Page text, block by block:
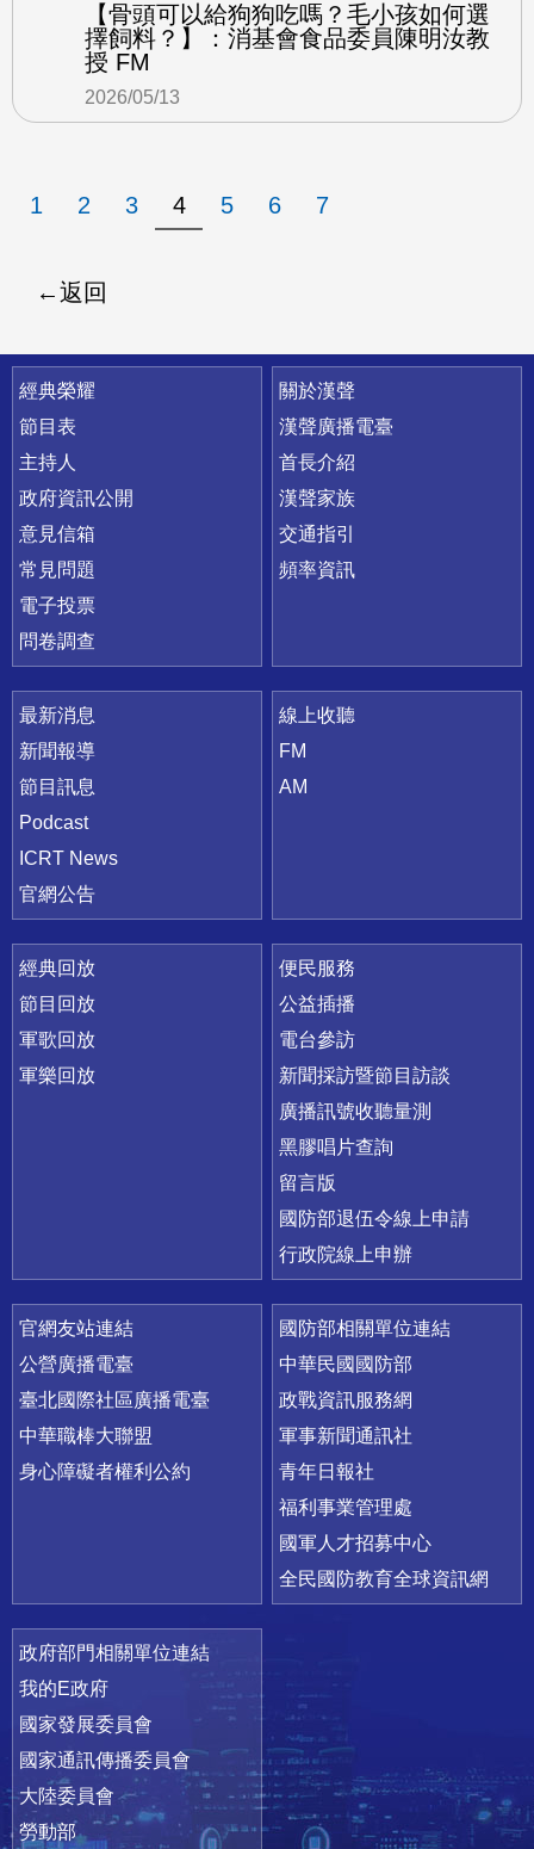
【骨頭可以給狗狗吃嗎？毛小孩如何選
擇飼料？】：消基會食品委員陳明汝教
授 FM
2026/05/13
1 2 3 4 5 6 7
返回
快速連結
經典榮耀
節目表
主持人
政府資訊公開
意見信箱
常見問題
電子投票
問卷調查
關於漢聲
漢聲廣播電臺
首長介紹
漢聲家族
交通指引
頻率資訊
最新消息
新聞報導
節目訊息
Podcast
ICRT News
官網公告
線上收聽
FM
AM
經典回放
節目回放
軍歌回放
軍樂回放
便民服務
公益插播
電台參訪
新聞採訪暨節目訪談
廣播訊號收聽量測
黑膠唱片查詢
留言版
國防部退伍令線上申請
行政院線上申辦
官網友站連結
公營廣播電臺
臺北國際社區廣播電臺
中華職棒大聯盟
身心障礙者權利公約
國防部相關單位連結
中華民國國防部
政戰資訊服務網
軍事新聞通訊社
青年日報社
福利事業管理處
國軍人才招募中心
全民國防教育全球資訊網
政府部門相關單位連結
我的E政府
國家發展委員會
國家通訊傳播委員會
大陸委員會
勞動部